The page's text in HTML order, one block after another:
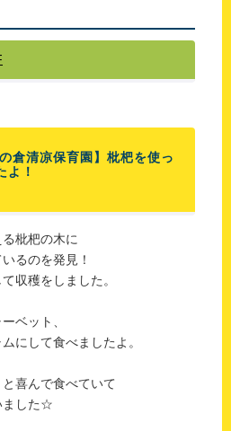
倉清凉保育園】枇杷を使っ
よ！
枇杷の木に
るのを発見！
収穫をしました。
ベット、
にして食べましたよ。
と喜んで食べていて
ました☆